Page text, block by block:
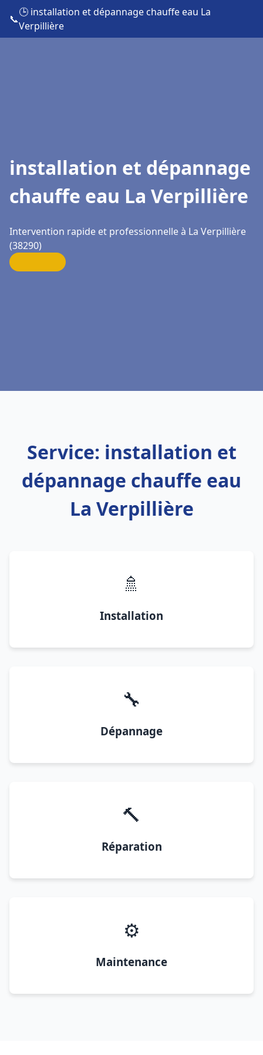
📞
🕒 installation et dépannage chauffe eau La
Verpillière
installation et dépannage
chauffe eau La Verpillière
Intervention rapide et professionnelle à La Verpillière
(38290)
Service: installation et
dépannage chauffe eau
La Verpillière
🚿
Installation
🔧
Dépannage
🔨
Réparation
⚙️
Maintenance